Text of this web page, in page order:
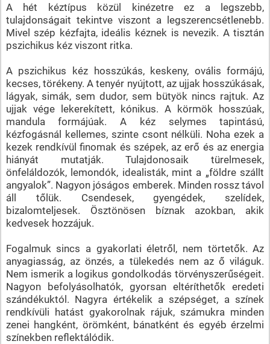
A hét kéztípus közül kinézetre ez a legszebb,
tulajdonságait tekintve viszont a legszerencsétlenebb.
Mivel szép kézfajta, ideális kéznek is nevezik. A tisztán
pszichikus kéz viszont ritka.
A pszichikus kéz hosszúkás, keskeny, ovális formájú,
kecses, törékeny. A tenyér nyújtott, az ujjak hosszúkásak,
lágyak, simák, sem dudor, sem bütyök nincs rajtuk. Az
ujjak vége lekerekített, kónikus. A körmök hosszúak,
mandula formájúak. A kéz selymes tapintású,
kézfogásnál kellemes, szinte csont nélküli. Noha ezek a
kezek rendkívül finomak és szépek, az erő és az energia
hiányát mutatják. Tulajdonosaik türelmesek,
önfeláldozók, lemondók, idealisták, mint a „földre szállt
angyalok”. Nagyon jóságos emberek. Minden rossz távol
áll tőlük. Csendesek, gyengédek, szelídek,
bizalomteljesek. Ösztönösen bíznak azokban, akik
kedvesek hozzájuk.
Fogalmuk sincs a gyakorlati életről, nem törtetők. Az
anyagiasság, az önzés, a tülekedés nem az ő világuk.
Nem ismerik a logikus gondolkodás törvényszerűségeit.
Nagyon befolyásolhatók, gyorsan eltéríthetők eredeti
szándékuktól. Nagyra értékelik a szépséget, a színek
rendkívüli hatást gyakorolnak rájuk, számukra minden
zenei hangként, örömként, bánatként és egyéb érzelmi
színekben reflektálódik.